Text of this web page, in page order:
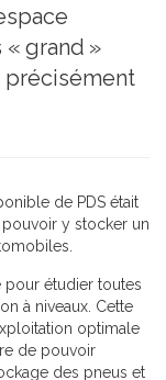
grand »
précisément
de PDS était
pouvoir y stocker un
pour étudier toutes
à niveaux. Cette
optimale
de pouvoir
des pneus et